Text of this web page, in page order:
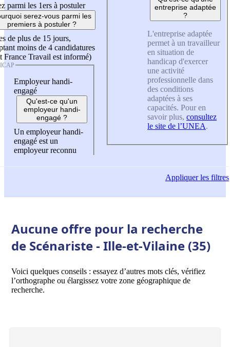
parmi les 1ers à postuler
serez-vous parmi les
premiers à postuler ?
de plus de 15 jours,
moins de 4 candidatures
France Travail est informé)
Employeur handi-
engagé
Qu'est-ce qu'un
employeur handi-
engagé ?
Un employeur handi-
engagé est un
employeur reconnu
entreprise adaptée
?
L'entreprise adaptée
permet à un travailleur
en situation de
handicap d'exercer
une activité
professionnelle dans
des conditions
adaptées à ses
capacités. Pour en
savoir plus, consultez
le site de l’UNEA.
Appliquerles filtres
Aucune offre pour la recherche
de Scénariste - Ille-et-Vilaine (35)
Voici quelques conseils : essayez d’autres mots clés, vérifiez
l’orthographe ou élargissez votre zone géographique de
recherche.